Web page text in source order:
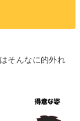
そんなに的外れ